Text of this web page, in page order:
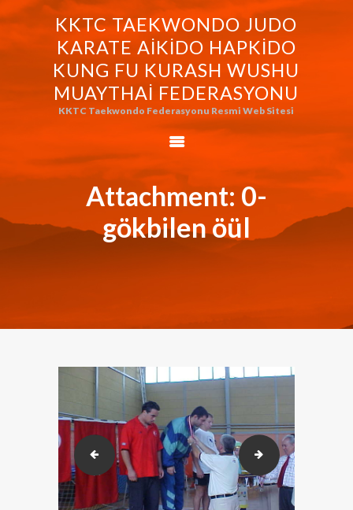
KKTC TAEKWONDO JUDO
KARATE AIKIDO HAPKIDO
KUNG FU KURASH WUSHU
MUAYTHAI FEDERASYONU
KKTC Taekwondo Federasyonu Resmi Web Sitesi
Attachment: 0-
gökbilen öül
KKTC TAEKWONDO JUDO KARATE
AIKIDO HAPKIDO KUNG FU KURASH
WUSHU MUAYTHAI FEDERASYONU
KKTC Taekwondo Federasyonu Resmi Web Sitesi
FEDERASYONUMUZ
AVRASYA
TAEKWONDO
FEDERASYONU
WORLD BUDO
0-gökbilen öül (2) 0-JUDO 1 (2)